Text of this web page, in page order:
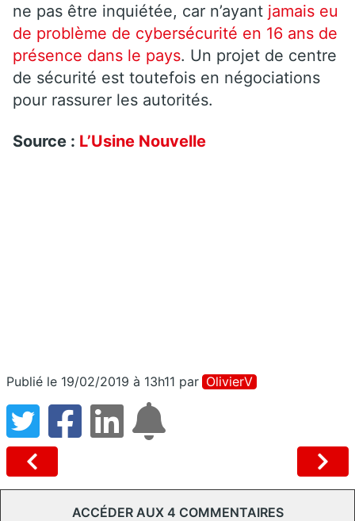
ne pas être inquiétée, car n’ayant jamais eu
de problème de cybersécurité en 16 ans de
présence dans le pays. Un projet de centre
de sécurité est toutefois en négociations
pour rassurer les autorités.
Source : L’Usine Nouvelle
Publié le 19/02/2019 à 13h11 par OlivierV
ACCÉDER AUX 4 COMMENTAIRES